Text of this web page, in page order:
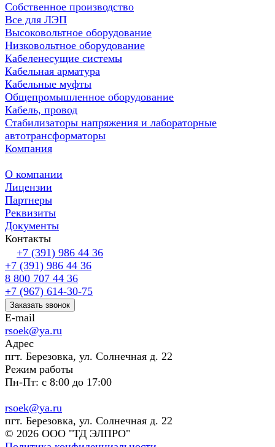
Собственное производство
Все для ЛЭП
Высоковольтное оборудование
Низковольтное оборудование
Кабеленесущие системы
Кабельная арматура
Кабельные муфты
Общепромышленное оборудование
Кабель, провод
Стабилизаторы напряжения и лабораторные
автотрансформаторы
Компания
О компании
Лицензии
Партнеры
Реквизиты
Документы
Контакты
+7 (391) 986 44 36
+7 (391) 986 44 36
8 800 707 44 36
+7 (967) 614-30-75
Заказать звонок
E-mail
rsoek@ya.ru
Адрес
пгт. Березовка, ул. Солнечная д. 22
Режим работы
Пн-Пт: с 8:00 до 17:00
rsoek@ya.ru
пгт. Березовка, ул. Солнечная д. 22
© 2026 ООО "ТД ЭЛПРО"